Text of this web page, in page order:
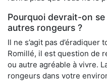
Pourquoi devrait-on
autres rongeurs ?
Il ne s’agit pas
Romillé, il est question de
ou autre agréable à vivre.
rongeurs dans votre